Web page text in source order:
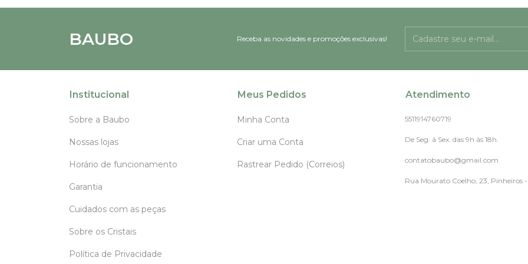
BAUBO Receba as novidades e promoções exclusivas!
Institucional
Sobre a Baubo
Nossas lojas
Horário de funcionamento
Garantia
Cuidados com as peças
Sobre os Cristais
Política de Privacidade
Meus Pedidos
Minha Conta
Criar uma Conta
Rastrear Pedido (Correios)
Atendimento
5511914760719
De Seg. à Sex. das 9h às 18h.
contatobaubo@gmail.com
Rua Mourato Coelho, 23, Pinheiros